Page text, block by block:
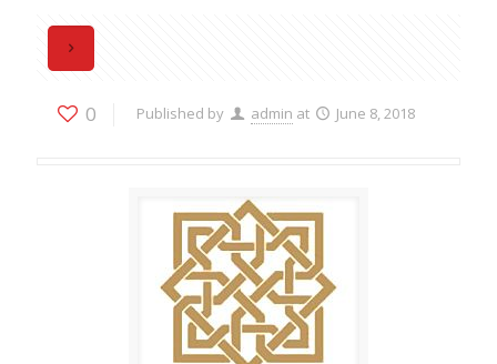
0 Published by admin at June 8, 2018